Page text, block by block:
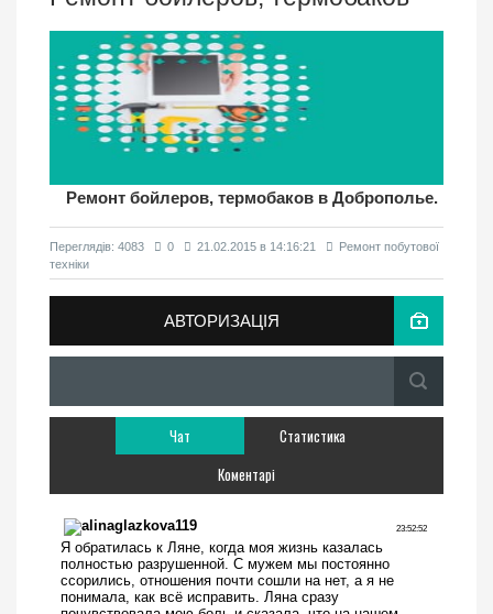
Ремонт бойлеров, термобаков в Доброполье.
Переглядiв: 4083 0 21.02.2015 в 14:16:21
Ремонт побутової
техніки
АВТОРИЗАЦІЯ
Чат
Статистика
Коментарі